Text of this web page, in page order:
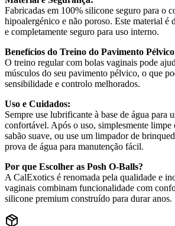
Fabricadas em 100% silicone seguro para o
hipoalergénico e não poroso. Este material é
e completamente seguro para uso interno.
Benefícios do Treino do Pavimento
O treino regular com bolas vaginais pode
músculos do seu pavimento pélvico, o que
sensibilidade e controlo melhorados.
Uso e Cuidados:
Sempre use lubrificante à base de água para
confortável. Após o uso, simplesmente limpe
sabão suave, ou use um limpador de
prova de água para manutenção fácil.
Por que Escolher as Posh O-Balls?
A CalExotics é renomada pela qualidade e
vaginais combinam funcionalidade com
silicone premium construído para durar anos.